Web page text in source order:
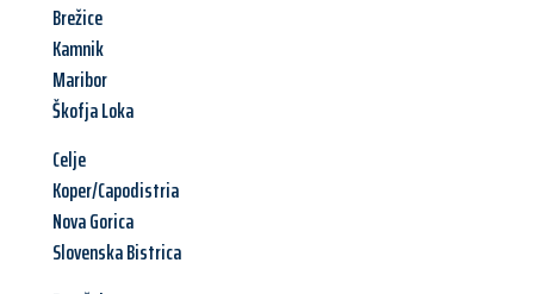
Brežice
Kamnik
Maribor
Škofja Loka
Celje
Koper/Capodistria
Nova Gorica
Slovenska Bistrica